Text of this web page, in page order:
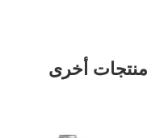
منتجات أخرى